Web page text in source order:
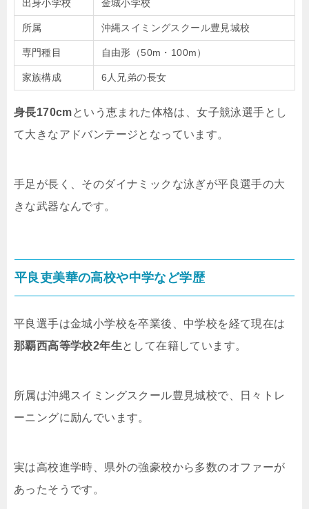
出身小学校 金城小学校
所属 沖縄スイミングスクール豊見城校
専門種目 自由形（50m・100m）
家族構成 6人兄弟の長女
身長170cmという恵まれた体格は、女子競泳選手とし
て大きなアドバンテージとなっています。
手足が長く、そのダイナミックな泳ぎが平良選手の大
きな武器なんです。
平良吏美華の高校や中学など学歴
平良選手は金城小学校を卒業後、中学校を経て現在は
那覇西高等学校2年生として在籍しています。
所属は沖縄スイミングスクール豊見城校で、日々トレ
ーニングに励んでいます。
実は高校進学時、県外の強豪校から多数のオファーが
あったそうです。